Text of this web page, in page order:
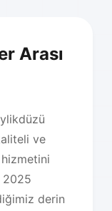
Arası
ve
2025
derin